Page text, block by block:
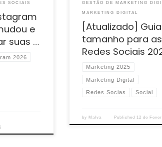
SOCIAIS
e
suas …
2026
GESTÃO DE MARKETING
MARKETING DIGITAL
[Atualizado] Guia
tamanho para as
Redes Sociais
Marketing 2025
Marketing Digital
Redes Socias Social
byMalva Published 12 de